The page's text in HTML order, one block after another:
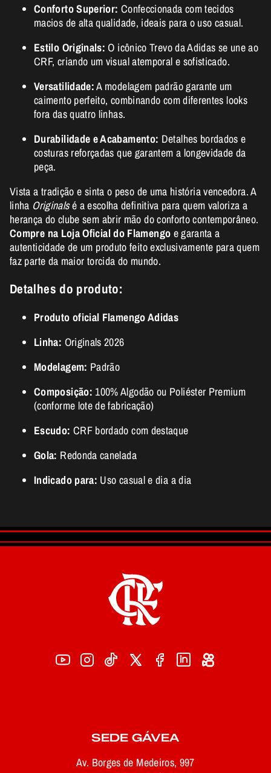
Conforto Superior: Confeccionada com tecidos
macios de alta qualidade, ideais para o uso casual.
Estilo Originals: O icônico Trevo da Adidas se une ao
CRF, criando um visual atemporal e sofisticado.
Versatilidade:A modelagem padrão garante um
caimento perfeito, combinando com diferentes looks
fora das quatro linhas.
Durabilidade e Acabamento: Detalhes bordados e
costuras reforçadas que garantem a longevidade da
peça.
Vista a tradição e sinta o peso de uma história vencedora. A
linha Originalsé a escolha definitiva para quem valoriza a
herança do clube sem abrir mão do conforto contemporâneo.
Compre na Loja Oficial do Flamengo e garanta a
autenticidade de um produto feito exclusivamente para quem
faz parte da maior torcida do mundo.
Detalhes do produto:
Produto oficial Flamengo Adidas
Linha: Originals 2026
Modelagem: Padrão
Composição: 100% Algodão ou Poliéster Premium
(conforme lote de fabricação)
Escudo: CRF bordado com destaque
Gola: Redonda canelada
Indicado para: Uso casual e dia a dia
SEDE GÁVEA
Av. Borges de Medeiros, 997